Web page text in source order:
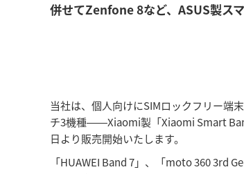
併せてZenfone 8など、ASUS製ス
当社は、個人向けにSIMロックフリー端
チ3機種――Xiaomi製「Xiaomi Smart
日より販売開始いたします。
「HUAWEI Band 7」、「moto 360 3rd